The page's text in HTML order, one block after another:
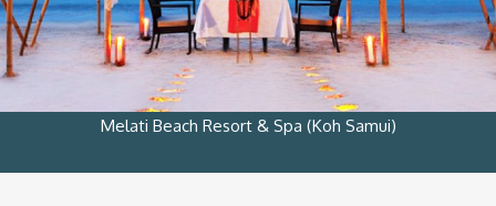
Melati Beach Resort & Spa (Koh Samui)